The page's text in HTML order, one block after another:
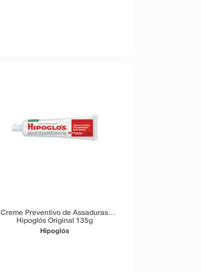
Creme Preventivo de Assaduras
Hipoglós Original 135g
Hipoglós